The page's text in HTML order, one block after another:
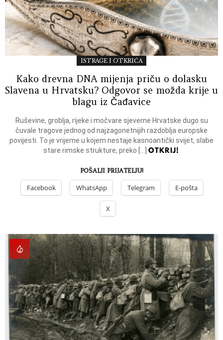
ISTRAGE I OTKRIĆA
Kako drevna DNA mijenja priču o dolasku
Slavena u Hrvatsku? Odgovor se možda krije u
blagu iz Čađavice
Ruševine, groblja, rijeke i močvare sjeverne Hrvatske dugo su
čuvale tragove jednog od najzagonetnijih razdoblja europske
povijesti. To je vrijeme u kojem nestaje kasnoantički svijet, slabe
stare rimske strukture, preko […]OTKRIJ!
POŠALJI PRIJATELJU!
Facebook WhatsApp Telegram E-pošta
X